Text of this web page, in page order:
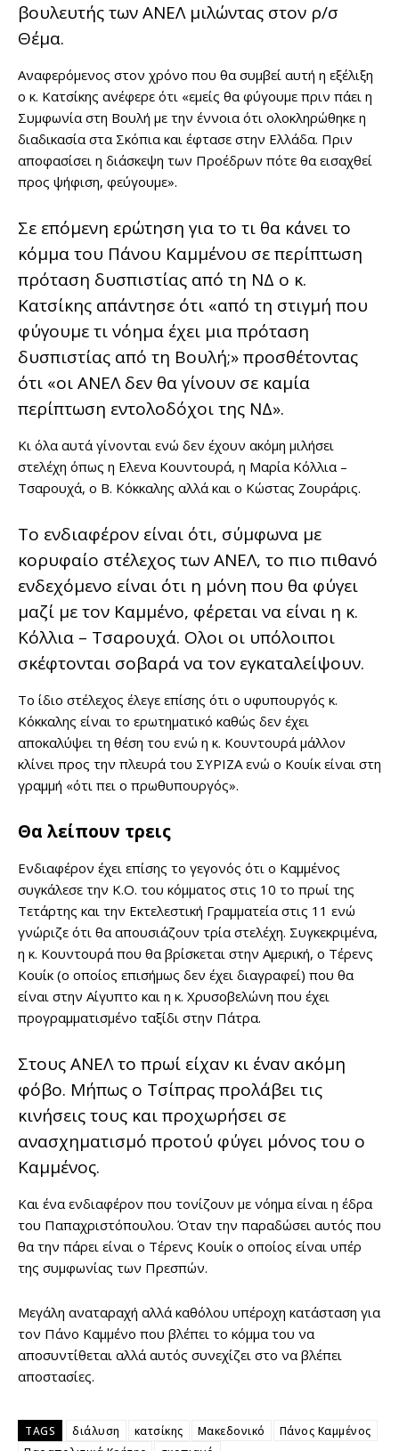
βουλευτής των ΑΝΕΛ μιλώντας στον ρ/σ
Θέμα.
Αναφερόμενος στον χρόνο που θα συμβεί αυτή η εξέλιξη
ο κ. Κατσίκης ανέφερε ότι «εμείς θα φύγουμε πριν πάει η
Συμφωνία στη Βουλή με την έννοια ότι ολοκληρώθηκε η
διαδικασία στα Σκόπια και έφτασε στην Ελλάδα. Πριν
αποφασίσει η διάσκεψη των Προέδρων πότε θα εισαχθεί
προς ψήφιση, φεύγουμε».
Σε επόμενη ερώτηση για το τι θα κάνει το
κόμμα του Πάνου Καμμένου σε περίπτωση
πρόταση δυσπιστίας από τη ΝΔ ο κ.
Κατσίκης απάντησε ότι «από τη στιγμή που
φύγουμε τι νόημα έχει μια πρόταση
δυσπιστίας από τη Βουλή;» προσθέτοντας
ότι «οι ΑΝΕΛ δεν θα γίνουν σε καμία
περίπτωση εντολοδόχοι της ΝΔ».
Κι όλα αυτά γίνονται ενώ δεν έχουν ακόμη μιλήσει
στελέχη όπως η Ελενα Κουντουρά, η Μαρία Κόλλια –
Τσαρουχά, ο Β. Κόκκαλης αλλά και ο Κώστας Ζουράρις.
Το ενδιαφέρον είναι ότι, σύμφωνα με
κορυφαίο στέλεχος των ΑΝΕΛ, το πιο πιθανό
ενδεχόμενο είναι ότι η μόνη που θα φύγει
μαζί με τον Καμμένο, φέρεται να είναι η κ.
Κόλλια – Τσαρουχά. Ολοι οι υπόλοιποι
σκέφτονται σοβαρά να τον εγκαταλείψουν.
Το ίδιο στέλεχος έλεγε επίσης ότι ο υφυπουργός κ.
Κόκκαλης είναι το ερωτηματικό καθώς δεν έχει
αποκαλύψει τη θέση του ενώ η κ. Κουντουρά μάλλον
κλίνει προς την πλευρά του ΣΥΡΙΖΑ ενώ ο Κουίκ είναι στη
γραμμή «ότι πει ο πρωθυπουργός».
Θα λείπουν τρεις
Ενδιαφέρον έχει επίσης το γεγονός ότι ο Καμμένος
συγκάλεσε την Κ.Ο. του κόμματος στις 10 το πρωί της
Τετάρτης και την Εκτελεστική Γραμματεία στις 11 ενώ
γνώριζε ότι θα απουσιάζουν τρία στελέχη. Συγκεκριμένα,
η κ. Κουντουρά που θα βρίσκεται στην Αμερική, ο Τέρενς
Κουίκ (ο οποίος επισήμως δεν έχει διαγραφεί) που θα
είναι στην Αίγυπτο και η κ. Χρυσοβελώνη που έχει
προγραμματισμένο ταξίδι στην Πάτρα.
Στους ΑΝΕΛ το πρωί είχαν κι έναν ακόμη
φόβο. Μήπως ο Τσίπρας προλάβει τις
κινήσεις τους και προχωρήσει σε
ανασχηματισμό προτού φύγει μόνος του ο
Καμμένος.
Και ένα ενδιαφέρον που τονίζουν με νόημα είναι η έδρα
του Παπαχριστόπουλου. Όταν την παραδώσει αυτός που
θα την πάρει είναι ο Τέρενς Κουίκ ο οποίος είναι υπέρ
της συμφωνίας των Πρεσπών.
Μεγάλη αναταραχή αλλά καθόλου υπέροχη κατάσταση για
τον Πάνο Καμμένο που βλέπει το κόμμα του να
αποσυντίθεται αλλά αυτός συνεχίζει στο να βλέπει
αποστασίες.
TAGS διάλυση κατσίκης Μακεδονικό
Πάνος Καμμένος